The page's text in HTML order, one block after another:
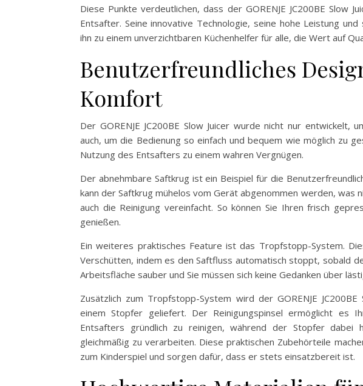
Diese Punkte verdeutlichen, dass der GORENJE JC200BE Slow
Entsafter. Seine innovative Technologie, seine hohe Leistung
ihn zu einem unverzichtbaren Küchenhelfer für alle, die Wert auf
Benutzerfreundliches
Komfort
Der GORENJE JC200BE Slow Juicer wurde nicht nur entwickelt,
auch, um die Bedienung so einfach und bequem wie möglich zu
Nutzung des Entsafters zu einem wahren Vergnügen.
Der abnehmbare Saftkrug ist ein Beispiel für die
kann der Saftkrug mühelos vom Gerät abgenommen werden, was
auch die Reinigung vereinfacht. So können Sie Ihren frisch
genießen.
Ein weiteres praktisches Feature ist das Tropfstopp-System.
Verschütten, indem es den Saftfluss automatisch stoppt, sobald
Arbeitsfläche sauber und Sie müssen sich keine Gedanken über
Zusätzlich zum Tropfstopp-System wird der GORENJE
einem Stopfer geliefert. Der Reinigungspinsel ermöglicht es
Entsafters gründlich zu reinigen, während der Stopfer dabei
gleichmäßig zu verarbeiten. Diese praktischen Zubehörteile
zum Kinderspiel und sorgen dafür, dass er stets einsatzbereit ist.